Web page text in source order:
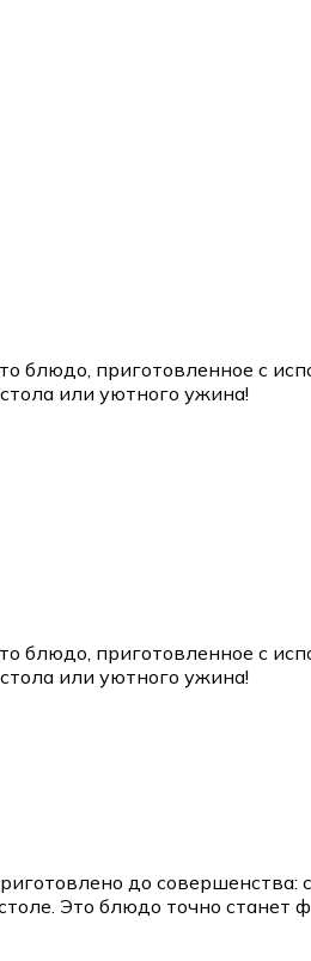
блюдо, приготовленное с
или уютного ужина!
блюдо, приготовленное с
или уютного ужина!
до совершенства:
Это блюдо точно станет